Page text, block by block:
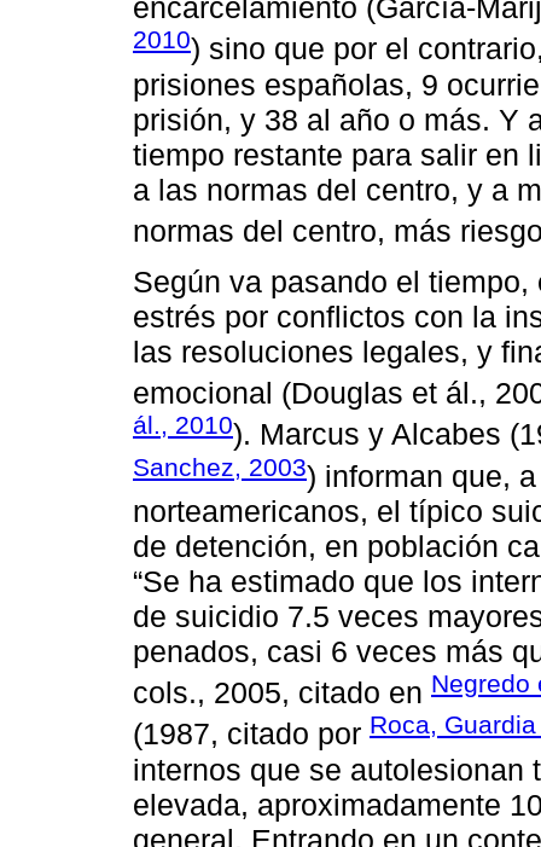
encarcelamiento (García-
2010) sino que por el
prisiones españolas, 9
prisión, y 38 al año o más. Y
tiempo restante para salir en
a las normas del centro, y a
normas del centro, más
Según va pasando el
estrés por conflictos con la
las resoluciones legales, y
emocional (Douglas et ál.,
ál., 2010). Marcus y Alcabes
Sanchez, 2003) informan que,
norteamericanos, el típico
de detención, en población
“Se ha estimado que los
de suicidio 7.5 veces
penados, casi 6 veces más
cols., 2005, citado en Negredo
(1987, citado por Roca,
internos que se autolesionan
elevada, aproximadamente
general. Entrando en un